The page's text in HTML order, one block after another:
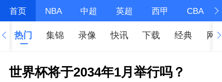
首页 NBA 中超 英超 西甲 CBA
热门 集锦 录像 快讯 下载 经典 网
世界杯将于2034年1月举行吗？